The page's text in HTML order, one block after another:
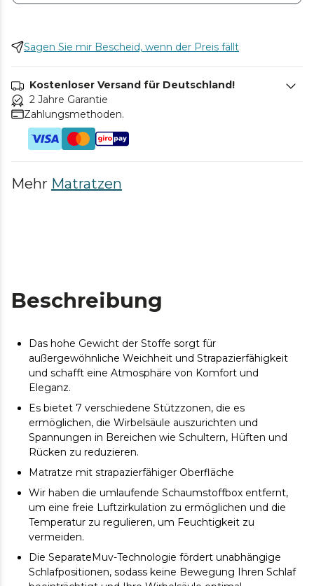
Sagen Sie mir Bescheid, wenn der Preis fällt
Kostenloser Versand für Deutschland!
2 Jahre Garantie
Zahlungsmethoden.
Mehr Matratzen
Beschreibung
Das hohe Gewicht der Stoffe sorgt für
außergewöhnliche Weichheit und Strapazierfähigkeit
und schafft eine Atmosphäre von Komfort und
Eleganz.
Es bietet 7 verschiedene Stützzonen, die es
ermöglichen, die Wirbelsäule auszurichten und
Spannungen in Bereichen wie Schultern, Hüften und
Rücken zu reduzieren.
Matratze mit strapazierfähiger Oberfläche
Wir haben die umlaufende Schaumstoffbox entfernt,
um eine freie Luftzirkulation zu ermöglichen und die
Temperatur zu regulieren, um Feuchtigkeit zu
vermeiden.
Die SeparateMuv-Technologie fördert unabhängige
Schlafpositionen, sodass keine Bewegung Ihren Schlaf